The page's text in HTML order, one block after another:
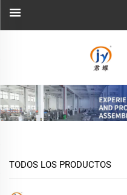
TODOS LOS PRODUCTOS